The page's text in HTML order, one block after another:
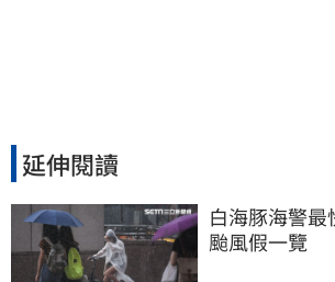
延伸閱讀
白海豚海警最
颱風假一覽